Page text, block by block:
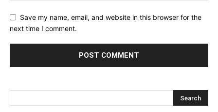
Save my name, email, and website in this browser for the
next time I comment.